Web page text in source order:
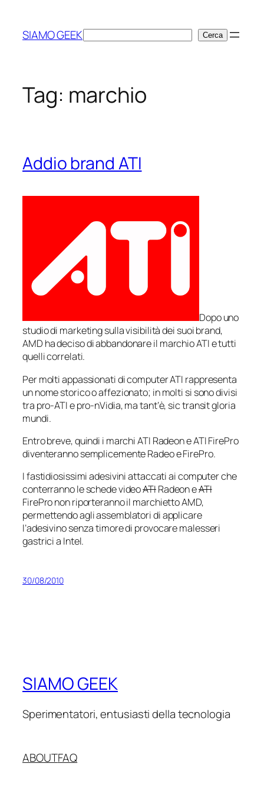
contenuto
SIAMO GEEKCerca Cerca
Tag: marchio
Addio brand ATI
Dopo uno
studio di marketing sulla visibilità dei suoi brand,
AMD ha deciso di abbandonare il marchio ATI e tutti
quelli correlati.
Per molti appassionati di computer ATI rappresenta
un nome storico o affezionato; in molti si sono divisi
tra pro-ATI e pro-nVidia, ma tant’è, sic transit gloria
mundi.
Entro breve, quindi i marchi ATI Radeon e ATI FirePro
diventeranno semplicemente Radeo e FirePro.
I fastidiosissimi adesivini attaccati ai computer che
conterranno le schede videoATIRadeon eATI
FirePro non riporteranno il marchietto AMD,
permettendo agli assemblatori di applicare
l’adesivino senza timore di provocare malesseri
gastrici a Intel.
30/08/2010
SIAMO GEEK
Sperimentatori, entusiasti della tecnologia
ABOUTFAQ